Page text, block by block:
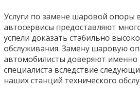
Услуги по замене шаровой опоры
автосервисы предоставляют
успели доказать стабильно
обслуживания. Замену шаровую
автомобилисты доверяют
специалиста вследствие
наших станций технического